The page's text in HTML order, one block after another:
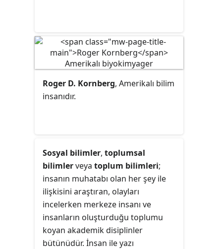
Roger D. Kornberg, Amerikalı bilim
insanıdır.
Sosyal bilimler, toplumsal
bilimlerveya toplum bilimleri;
insanın muhatabı olan her şey ile
ilişkisini araştıran, olayları
incelerken merkeze insanı ve
insanların oluşturduğu toplumu
koyan akademik disiplinler
bütünüdür. İnsan ile yazı